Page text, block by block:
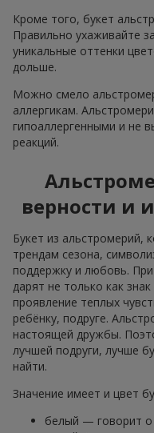
Кроме того, букет
Правильно ухаживайте
уникальные оттенки
дольше.
Можно смело
аллергикам.
гипоаллергенными и не
реакций.
верности и
Букет из альстромерий,
трендам сезона,
поддержку и любовь.
дарят не только как
проявление теплых
ребёнку, подруге.
настоящей дружбы.
лучшей подруги, лучше
найти.
Значение имеет и цвет
белый — говорит о